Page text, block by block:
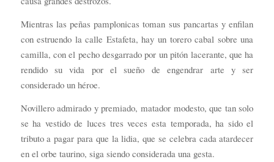
Mientras las peñas pamplonicas toman sus pancartas y enfilan
con estruendo la calle Estafeta, hay un torero cabal sobre una
camilla, con el pecho desgarrado por un pitón lacerante, que ha
rendido su vida por el sueño de engendrar arte y ser
considerado un héroe.
Novillero admirado y premiado, matador modesto, que tan solo
se ha vestido de luces tres veces esta temporada, ha sido el
tributo a pagar para que la lidia, que se celebra cada atardecer
en el orbe taurino, siga siendo considerada una gesta.